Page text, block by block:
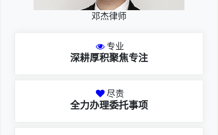
邓杰律师
专业
深耕厚积聚焦专注
尽责
全力办理委托事项